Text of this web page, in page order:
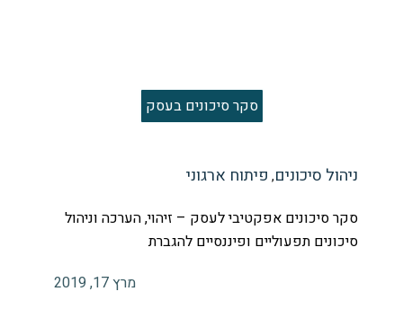
סקר סיכונים בעסק
ניהול סיכונים,פיתוח ארגוני
סקר סיכונים אפקטיבי לעסק – זיהוי, הערכה וניהול
סיכונים תפעוליים ופיננסיים להגברת